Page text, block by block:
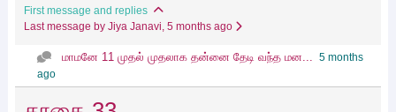
First message and replies
Last message by Jiya Janavi, 5 months ago
மாமனே 11 முதல் முதலாக தன்னை தேடி வந்த மன... 5 months
ago